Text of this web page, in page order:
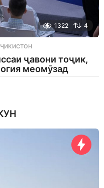
1322 4
ҷавони тоҷик,
меомӯзад